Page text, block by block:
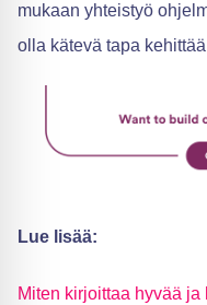
mukaan yhteistyö
olla kätevä tapa
Lue lisää:
Miten kirjoittaa hyvää